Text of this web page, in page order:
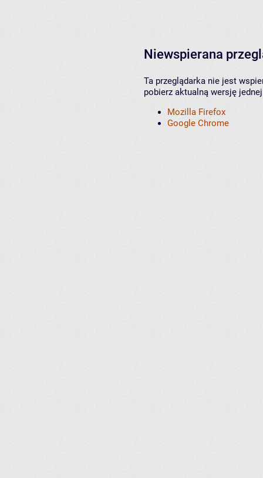
Niewspierana
Ta przeglądarka nie jest
pobierz aktualną wersję
Mozilla Firefox
Google Chrome